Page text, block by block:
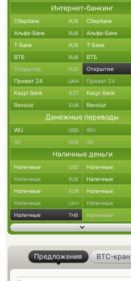
Интернет-банкинг
Сбербанк RUB Сбербанк
Альфа-Банк RUB Альфа-Банк
Т-Банк RUB Т-Банк
ВТБ RUB ВТБ
Открытие RUB Открытие
Приват 24 UAH Приват 24
Kaspi Bank KZT Kaspi Bank
Revolut EUR Revolut
Денежные переводы
WU USD WU
ЗК RUB ЗК
Наличные деньги
Наличные USD Наличные
Наличные RUB Наличные
Наличные EUR Наличные
Наличные UAH Наличные
Наличные THB Наличные
Предложения BTC-кран